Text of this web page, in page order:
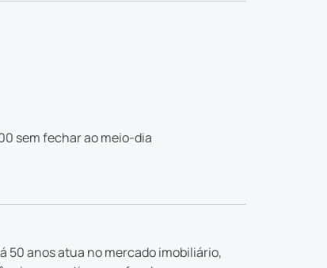
sem fechar ao meio-dia
50 anos atua no mercado imobiliário,